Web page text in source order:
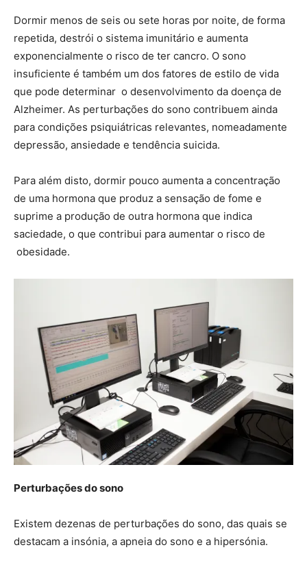
Dormir menos de seis ou sete horas por noite, de forma
repetida, destrói o sistema imunitário e aumenta
exponencialmente o risco de ter cancro. O sono
insuficiente é também um dos fatores de estilo de vida
que pode determinar o desenvolvimento da doença de
Alzheimer. As perturbações do sono contribuem ainda
para condições psiquiátricas relevantes, nomeadamente
depressão, ansiedade e tendência suicida.
Para além disto, dormir pouco aumenta a concentração
de uma hormona que produz a sensação de fome e
suprime a produção de outra hormona que indica
saciedade, o que contribui para aumentar o risco de
obesidade.
Perturbações do sono
Existem dezenas de perturbações do sono, das quais se
destacam a insónia, a apneia do sono e a hipersónia.